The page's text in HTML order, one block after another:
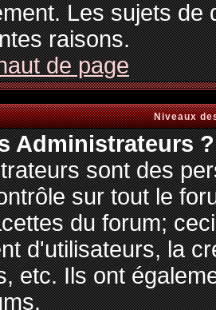
Les sujets
raisons.
de page
Niveaux
Administrateurs ?
sont des
sur tout le
du forum;
d'utilisateurs, la
etc. Ils ont